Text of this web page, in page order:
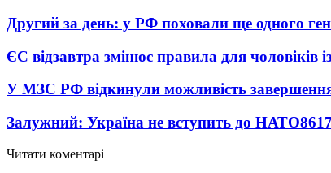
Другий за день: у РФ поховали ще одного
ЄС відзавтра змінює правила для чоловіків
У МЗС РФ відкинули можливість
Залужний: Україна не вступить до НАТО8617
Читати коментарі